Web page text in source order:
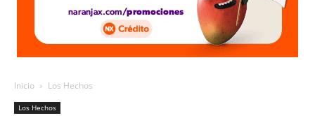
Inicio Los Hechos
Los Hechos